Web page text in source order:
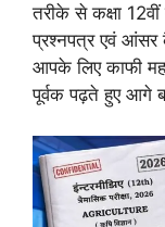
तरीके से कक्षा
प्रश्नपत्र एवं
आपके लिए काफी
पूर्वक पढ़ते हुए आगे